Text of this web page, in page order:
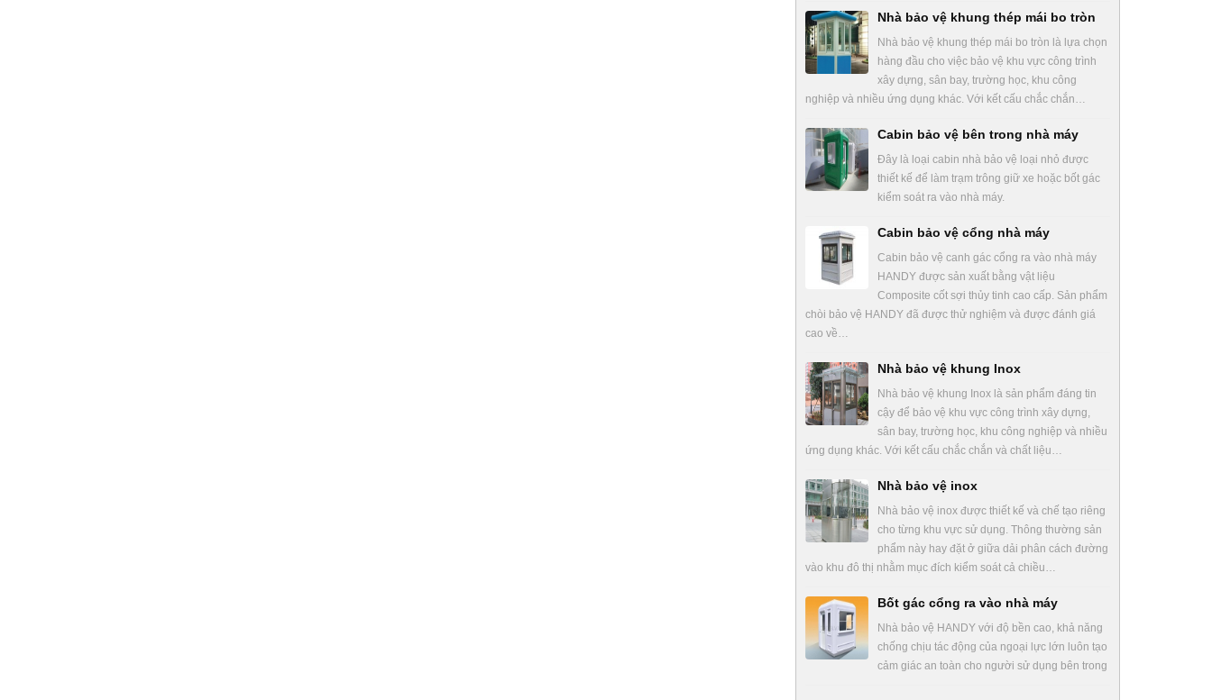
Nhà bảo vệ khung thép mái bo tròn
Nhà bảo vệ khung thép mái bo tròn là lựa chọn
hàng đầu cho việc bảo vệ khu vực công trình
xây dựng, sân bay, trường học, khu công
nghiệp và nhiều ứng dụng khác. Với kết cấu chắc chắn…
Cabin bảo vệ bên trong nhà máy
Đây là loại cabin nhà bảo vệ loại nhỏ được
thiết kế để làm trạm trông giữ xe hoặc bốt gác
kiểm soát ra vào nhà máy.
Cabin bảo vệ cổng nhà máy
Cabin bảo vệ canh gác cổng ra vào nhà máy
HANDY được sản xuất bằng vật liệu
Composite cốt sợi thủy tinh cao cấp. Sản phẩm
chòi bảo vệ HANDY đã được thử nghiệm và được đánh giá
cao về…
Nhà bảo vệ khung Inox
Nhà bảo vệ khung Inox là sản phẩm đáng tin
cậy để bảo vệ khu vực công trình xây dựng,
sân bay, trường học, khu công nghiệp và nhiều
ứng dụng khác. Với kết cấu chắc chắn và chất liệu…
Nhà bảo vệ inox
Nhà bảo vệ inox được thiết kế và chế tạo riêng
cho từng khu vực sử dụng. Thông thường sản
phẩm này hay đặt ở giữa dải phân cách đường
vào khu đô thị nhằm mục đích kiểm soát cả chiều…
Bốt gác cổng ra vào nhà máy
Nhà bảo vệ HANDY với độ bền cao, khả năng
chống chịu tác động của ngoại lực lớn luôn tạo
cảm giác an toàn cho người sử dụng bên trong